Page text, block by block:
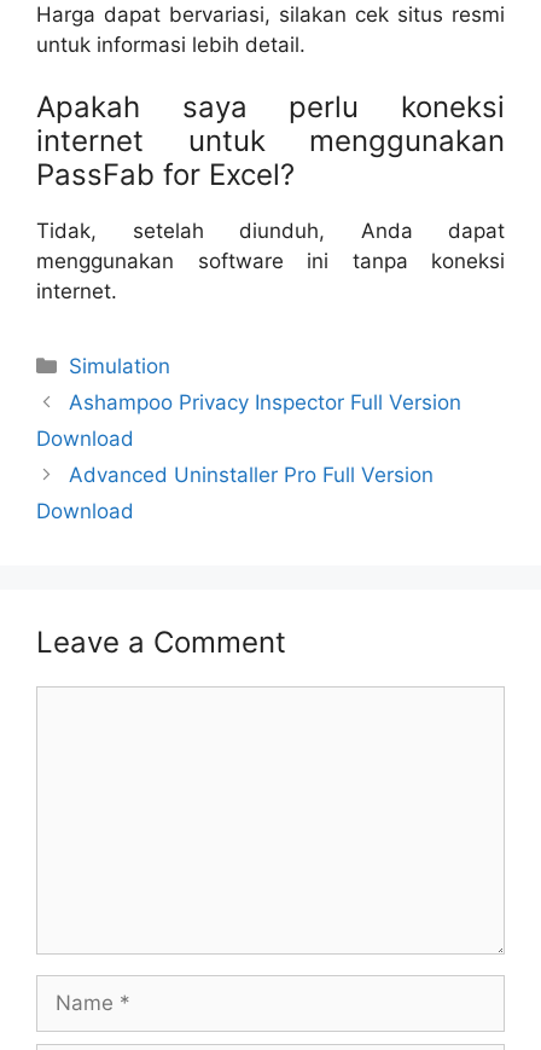
Harga dapat bervariasi, silakan cek situs resmi
untuk informasi lebih detail.
Apakah saya perlu koneksi
internet untuk menggunakan
PassFab for Excel?
Tidak, setelah diunduh, Anda dapat
menggunakan software ini tanpa koneksi
internet.
Categories
Simulation
Ashampoo Privacy Inspector Full Version
Download
Advanced Uninstaller Pro Full Version
Download
Leave a Comment
Name